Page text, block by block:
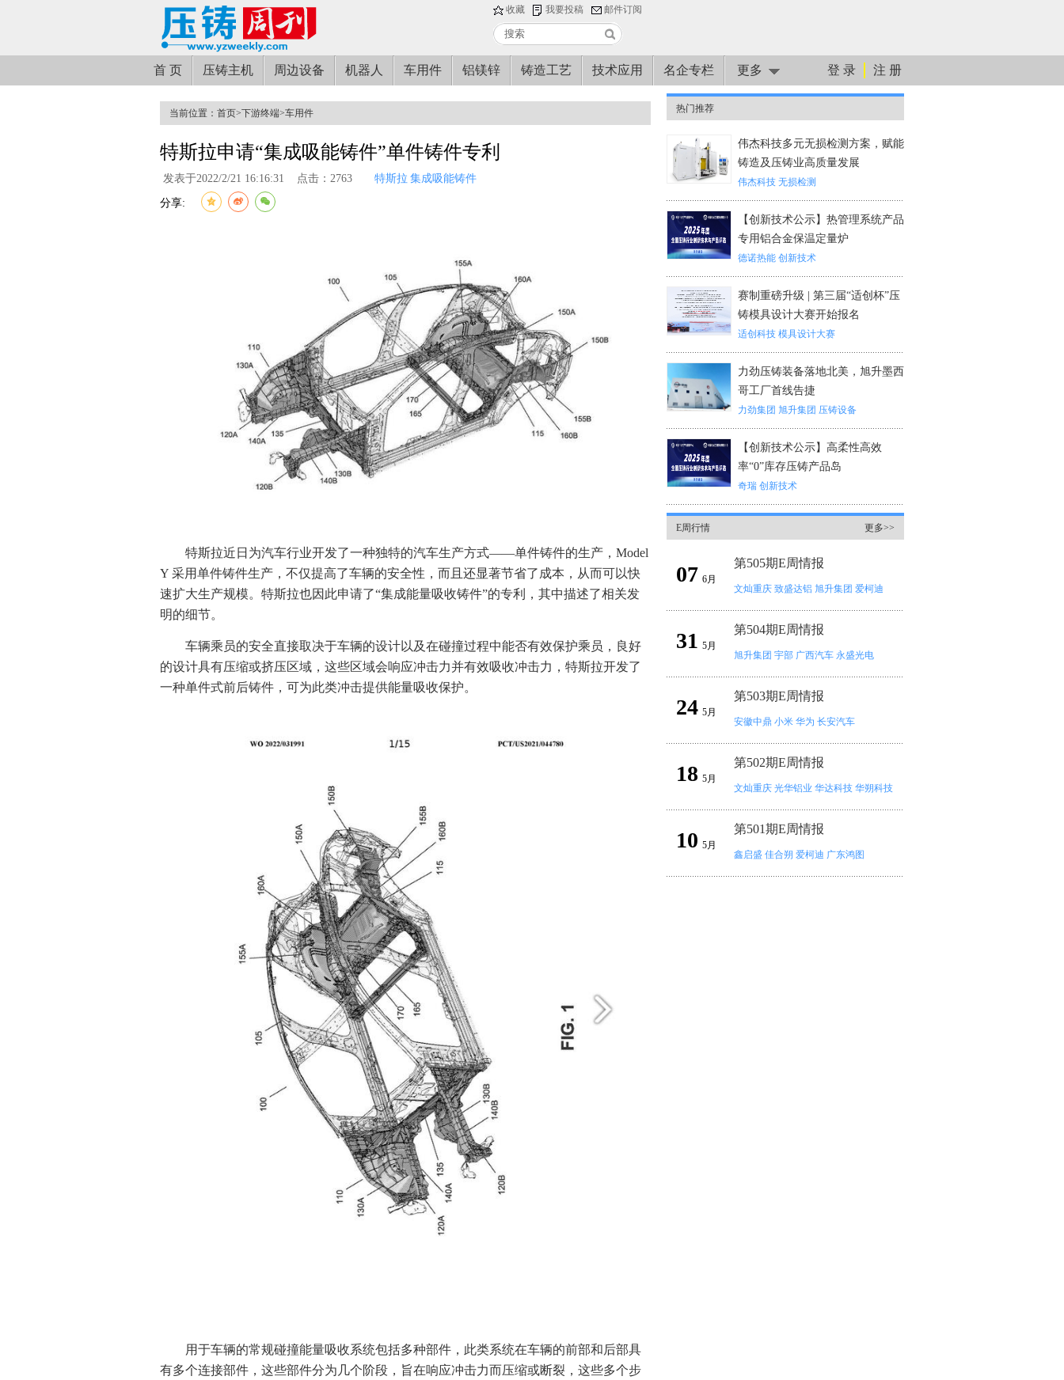
收藏 我要投稿 邮件订阅
首 页 压铸主机 周边设备 机器人 车用件 铝镁锌 铸造工艺 技术应用 名企专栏 更多 登 录 注 册
当前位置： 首页>下游终端>车用件
特斯拉申请“集成吸能铸件”单件铸件专利
发表于2022/2/21 16:16:31 点击：2763 特斯拉 集成吸能铸件
分享:
特斯拉近日为汽车行业开发了一种独特的汽车生产方式——单件铸件的生产，Model
Y 采用单件铸件生产，不仅提高了车辆的安全性，而且还显著节省了成本，从而可以快
速扩大生产规模。特斯拉也因此申请了“集成能量吸收铸件”的专利，其中描述了相关发
明的细节。
车辆乘员的安全直接取决于车辆的设计以及在碰撞过程中能否有效保护乘员，良好
的设计具有压缩或挤压区域，这些区域会响应冲击力并有效吸收冲击力，特斯拉开发了
一种单件式前后铸件，可为此类冲击提供能量吸收保护。
用于车辆的常规碰撞能量吸收系统包括多种部件，此类系统在车辆的前部和后部具
有多个连接部件，这些部件分为几个阶段，旨在响应冲击力而压缩或断裂，这些多个步
热门推荐
伟杰科技多元无损检测方案，赋能
铸造及压铸业高质量发展
伟杰科技 无损检测
【创新技术公示】热管理系统产品
专用铝合金保温定量炉
德诺热能 创新技术
赛制重磅升级 | 第三届“适创杯”压
铸模具设计大赛开始报名
适创科技 模具设计大赛
力劲压铸装备落地北美，旭升墨西
哥工厂首线告捷
力劲集团 旭升集团 压铸设备
【创新技术公示】高柔性高效
率“0”库存压铸产品岛
奇瑞 创新技术
E周行情 更多>>
07 6月
第505期E周情报
文灿重庆 致盛达铝 旭升集团 爱柯迪
31 5月
第504期E周情报
旭升集团 宇部 广西汽车 永盛光电
24 5月
第503期E周情报
安徽中鼎 小米 华为 长安汽车
18 5月
第502期E周情报
文灿重庆 光华铝业 华达科技 华朔科技
10 5月
第501期E周情报
鑫启盛 佳合朔 爱柯迪 广东鸿图